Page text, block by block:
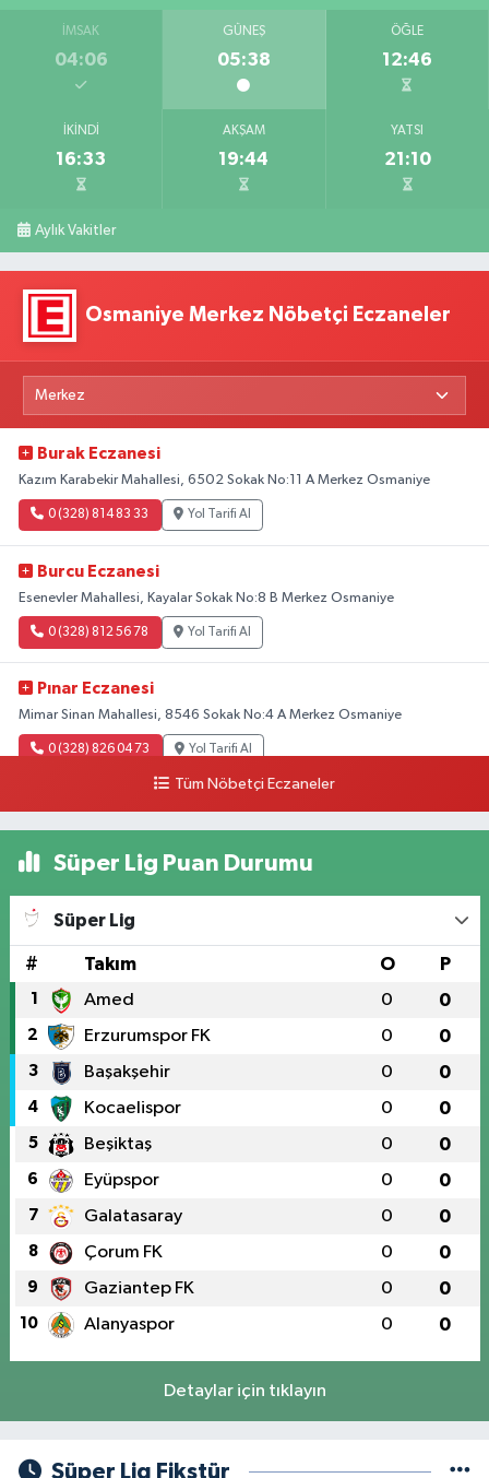
İMSAK
04:06
GÜNEŞ
05:38
ÖĞLE
12:46
İKINDI
16:33
AKŞAM
19:44
YATSI
21:10
Aylık Vakitler
Osmaniye Merkez Nöbetçi Eczaneler
Burak Eczanesi
Kazım Karabekir Mahallesi, 6502 Sokak No:11 A Merkez Osmaniye
0 (328) 814 83 33 Yol Tarifi Al
Burcu Eczanesi
Esenevler Mahallesi, Kayalar Sokak No:8 B Merkez Osmaniye
0 (328) 812 56 78 Yol Tarifi Al
Pınar Eczanesi
Mimar Sinan Mahallesi, 8546 Sokak No:4 A Merkez Osmaniye
0 (328) 826 04 73 Yol Tarifi Al
Tüm Nöbetçi Eczaneler
Süper Lig Puan Durumu
Süper Lig
# Takım O P
1 Amed 0 0
2 Erzurumspor FK 0 0
3 Başakşehir 0 0
4 Kocaelispor 0 0
5 Beşiktaş 0 0
6 Eyüpspor 0 0
7 Galatasaray 0 0
8 Çorum FK 0 0
9 Gaziantep FK 0 0
10 Alanyaspor 0 0
Detaylar için tıklayın
Süper Lig Fikstür